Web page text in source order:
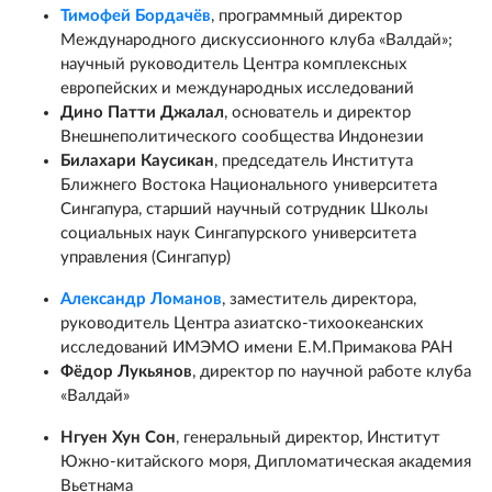
Тимофей Бордачёв, программный директор
Международного дискуссионного клуба «Валдай»;
научный руководитель Центра комплексных
европейских и международных исследований
Дино Патти Джалал, основатель и директор
Внешнеполитического сообщества Индонезии
Билахари Каусикан, председатель Института
Ближнего Востока Национального университета
Сингапура, старший научный сотрудник Школы
социальных наук Сингапурского университета
управления (Сингапур)
Александр Ломанов, заместитель директора,
руководитель Центра азиатско-тихоокеанских
исследований ИМЭМО имени Е.М.Примакова РАН
Фёдор Лукьянов, директор по научной работе клуба
«Валдай»
Нгуен Хун Сон, генеральный директор, Институт
Южно-китайского моря, Дипломатическая академия
Вьетнама